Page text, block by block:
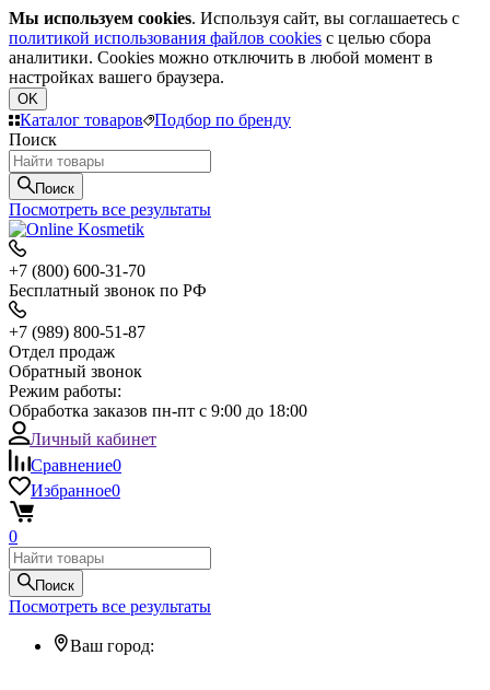
Мы используем cookies. Используя сайт, вы соглашаетесь с
политикой использования файлов cookies с целью сбора
аналитики. Cookies можно отключить в любой момент в
настройках вашего браузера.
OK
Каталог товаров
Подбор по бренду
Поиск
Поиск
Посмотреть все результаты
+7 (800) 600-31-70
Бесплатный звонок по РФ
+7 (989) 800-51-87
Отдел продаж
Обратный звонок
Режим работы:
Обработка заказов пн-пт с 9:00 до 18:00
Личный кабинет
Сравнение0
Избранное0
0
Поиск
Посмотреть все результаты
Ваш город: